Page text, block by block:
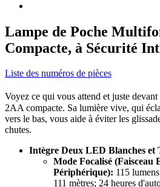
Lampe de Poche
Compacte, à Sécurité
Liste des numéros de pièces
Voyez ce qui vous attend et juste
2AA compacte. Sa lumière vive, qui
vers le bas, vous aide à éviter les
chutes.
Intègre Deux LED Blanches et
Mode Focalisé (Faisceau
Périphérique): 115
111 mètres; 24 heures